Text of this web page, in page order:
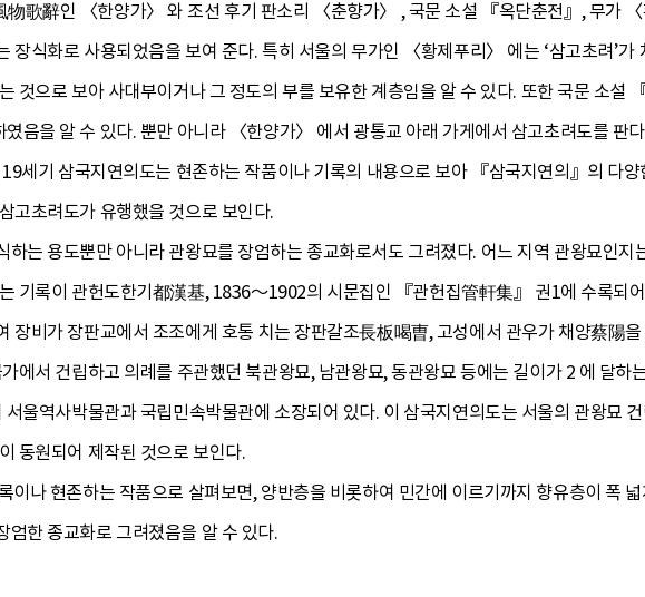
歌辭인 〈한양가〉 와 조선 후기 판소리 〈춘향가〉 , 국문 소설 『옥단춘전』, 무가
장식화로 사용되었음을 보여 준다. 특히 서울의 무가인 〈황제푸리〉 에는 ‘삼고초려’가
것으로 보아 사대부이거나 그 정도의 부를 보유한 계층임을 알 수 있다. 또한 국문 소설
음을 알 수 있다. 뿐만 아니라 〈한양가〉 에서 광통교 아래 가게에서 삼고초려도를 판
세기 삼국지연의도는 현존하는 작품이나 기록의 내용으로 보아 『삼국지연의』의 다
고초려도가 유행했을 것으로 보인다.
하는 용도뿐만 아니라 관왕묘를 장엄하는 종교화로서도 그려졌다. 어느 지역 관왕묘인
기록이 관헌도한기都漢基, 1836～1902의 시문집인 『관헌집管軒集』 권1에 수록되
장비가 장판교에서 조조에게 호통 치는 장판갈조長板喝曺, 고성에서 관우가 채양蔡陽
에서 건립하고 의례를 주관했던 북관왕묘, 남관왕묘, 동관왕묘 등에는 길이가 2 에 달하
울역사박물관과 국립민속박물관에 소장되어 있다. 이 삼국지연의도는 서울의 관왕묘
동원되어 제작된 것으로 보인다.
이나 현존하는 작품으로 살펴보면, 양반층을 비롯하여 민간에 이르기까지 향유층이 폭
엄한 종교화로 그려졌음을 알 수 있다.